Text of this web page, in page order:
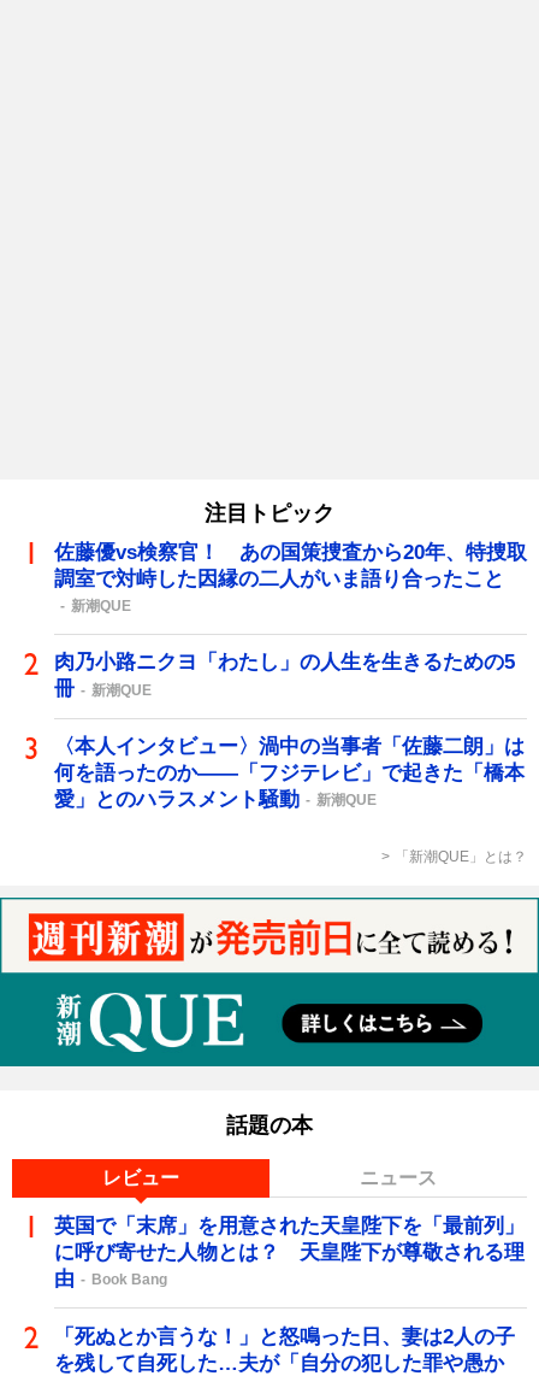
注目トピック
佐藤優vs検察官！ あの国策捜査から20年、特捜取
調室で対峙した因縁の二人がいま語り合ったこと
新潮QUE
肉乃小路ニクヨ「わたし」の人生を生きるための5
冊
新潮QUE
〈本人インタビュー〉渦中の当事者「佐藤二朗」は
何を語ったのか――「フジテレビ」で起きた「橋本
愛」とのハラスメント騒動
新潮QUE
「新潮QUE」とは？
話題の本
レビュー ニュース
英国で「末席」を用意された天皇陛下を「最前列」
に呼び寄せた人物とは？ 天皇陛下が尊敬される理
由
Book Bang
「死ぬとか言うな！」と怒鳴った日、妻は2人の子
を残して自死した…夫が「自分の犯した罪や愚か